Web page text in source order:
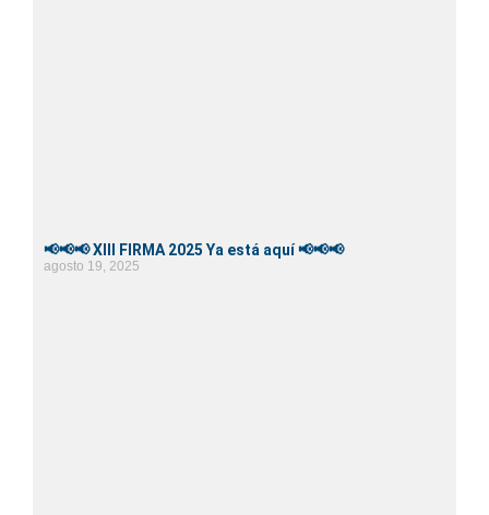
📢📢📢 XIII FIRMA 2025 Ya está aquí 📢📢📢
agosto 19, 2025